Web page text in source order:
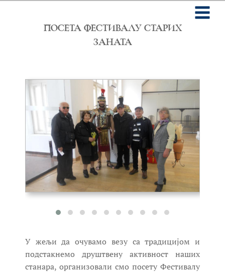
ПОСЕТА ФЕСТИВАЛУ СТАРИХ
ЗАНАТА
У жељи да очувамо везу са традицијом и
подстакнемо друштвену активност наших
станара, организовали смо посету Фестивалу